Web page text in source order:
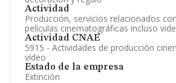
Actividad
Producción, servicios relacionados
películas cinematográficas incluso
Actividad CNAE
5915 - Actividades de producción
vídeo
Estado de la empresa
Extinción